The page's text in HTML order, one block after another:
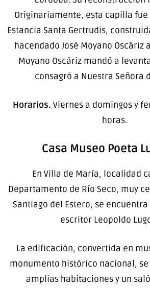
Originariamente, esta capilla
Estancia Santa Gertrudis,
hacendado José Moyano Oscáriz
Moyano Oscáriz mandó a
consagró a Nuestra Señora
Horarios. Viernes a domingos y
horas.
Casa Museo Poeta
En Villa de María, localidad
Departamento de Río Seco, muy
Santiago del Estero, se
escritor Leopoldo
La edificación, convertida en
monumento histórico nacional,
amplias habitaciones y un